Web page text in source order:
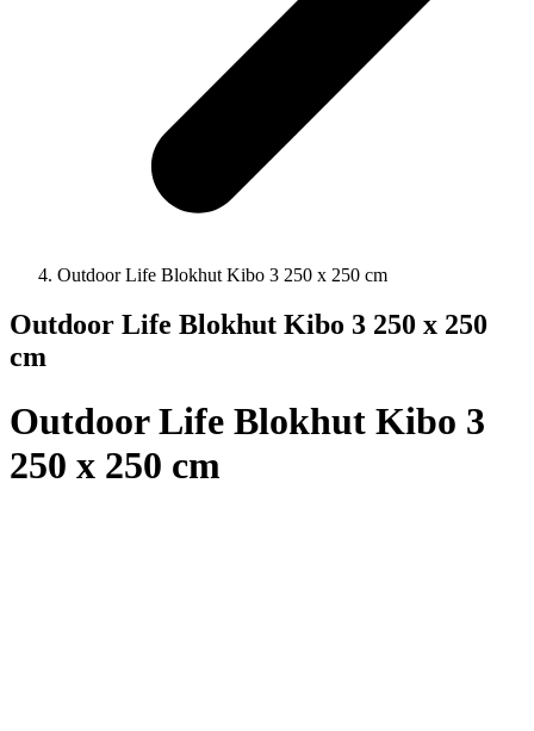
Outdoor Life Blokhut Kibo 3 250 x 250 cm
Outdoor Life Blokhut Kibo 3 250 x 250
cm
Outdoor Life Blokhut Kibo 3
250 x 250 cm